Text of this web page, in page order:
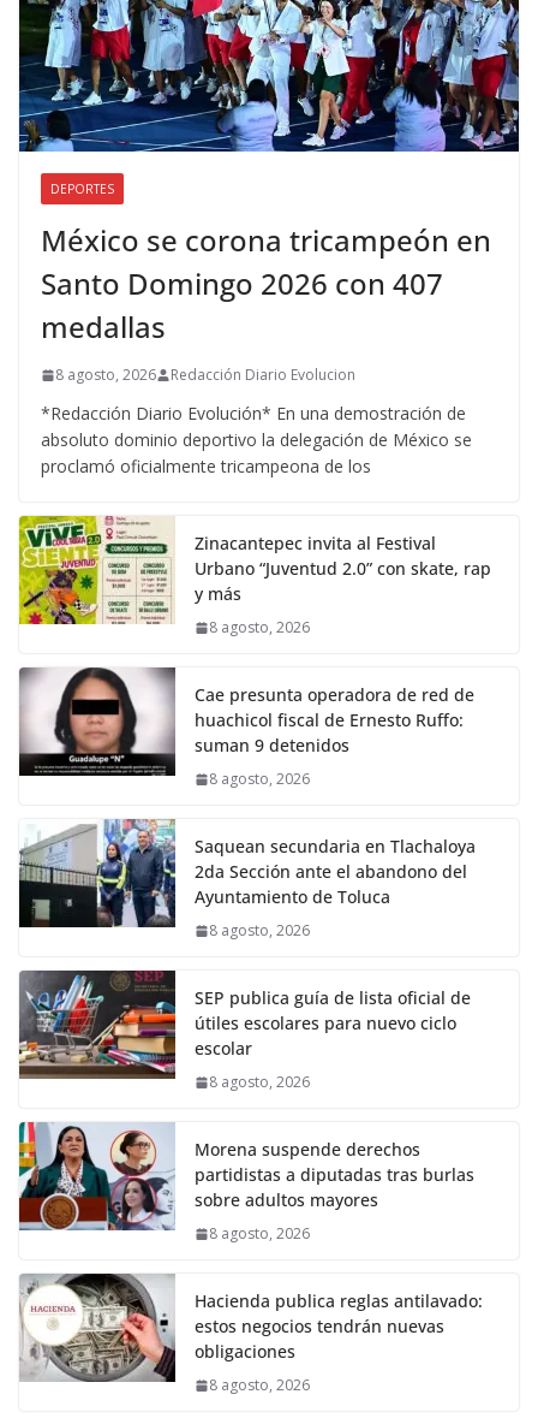
DEPORTES
México se corona tricampeón en
Santo Domingo 2026 con 407
medallas
8 agosto, 2026 Redacción Diario Evolucion
*Redacción Diario Evolución* En una demostración de
absoluto dominio deportivo la delegación de México se
proclamó oficialmente tricampeona de los
Zinacantepec invita al Festival
Urbano “Juventud 2.0” con skate, rap
y más
8 agosto, 2026
Cae presunta operadora de red de
huachicol fiscal de Ernesto Ruffo:
suman 9 detenidos
8 agosto, 2026
Saquean secundaria en Tlachaloya
2da Sección ante el abandono del
Ayuntamiento de Toluca
8 agosto, 2026
SEP publica guía de lista oficial de
útiles escolares para nuevo ciclo
escolar
8 agosto, 2026
Morena suspende derechos
partidistas a diputadas tras burlas
sobre adultos mayores
8 agosto, 2026
Hacienda publica reglas antilavado:
estos negocios tendrán nuevas
obligaciones
8 agosto, 2026